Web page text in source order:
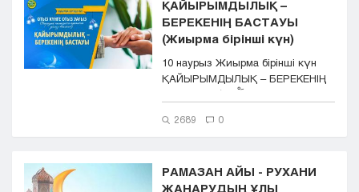
ҚАЙЫРЫМДЫЛЫҚ –
БЕРЕКЕНІҢ БАСТАУЫ
(Жиырма бірінші күн)
10 наурыз Жиырма бірінші күн
ҚАЙЫРЫМДЫЛЫҚ – БЕРЕКЕНІҢ
2689 0
РАМАЗАН АЙЫ - РУХАНИ
ЖАҢАРУДЫҢ ҰЛЫ